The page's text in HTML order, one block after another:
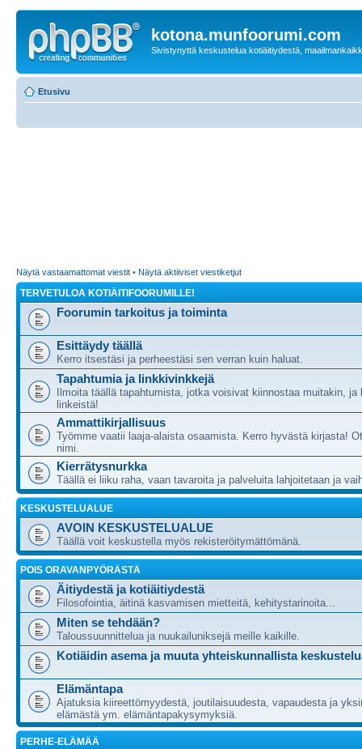
kotona.munfoorumi.com
Sivistynyttä keskustelua kotiäitiydestä,
Etusivu
Näytä vastaamattomat viestit • Näytä aktiiviset viestiketjut
TERVETULOA KOTIÄITIFOORUMILLE!
Foorumin tarkoitus ja toiminta
Esittäydy täällä
Kerro itsestäsi ja perheestäsi sen verran kuin haluat.
Tapahtumia ja linkkivinkkejä
Ilmoita täällä tapahtumista, jotka voisivat kiinnostaa muitakin, ja
linkeistä!
Ammattikirjallisuus
Työmme vaatii laaja-alaista osaamista. Kerro hyvästä kirjasta!
nimi.
Kierrätysnurkka
Täällä ei liiku raha, vaan tavaroita ja palveluita lahjoitetaan ja
KESKUSTELUALUE
AVOIN KESKUSTELUALUE
Täällä voit keskustella myös rekisteröitymättömänä.
POIS ORAVANPYÖRÄSTÄ
Äitiydestä ja kotiäitiydestä
Filosofointia, äitinä kasvamisen mietteitä, kehitystarinoita...
Miten se tehdään?
Taloussuunnittelua ja nuukailuniksejä meille kaikille.
Kotiäidin asema ja muuta yhteiskunnallista
Elämäntapa
Ajatuksia kiireettömyydestä, joutilaisuudesta, vapaudesta ja
elämästä ym. elämäntapakysymyksiä.
PERHE-ELÄMÄÄ